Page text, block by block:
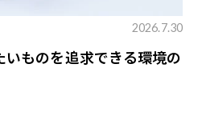
2026.7.30
いものを追求できる環境の